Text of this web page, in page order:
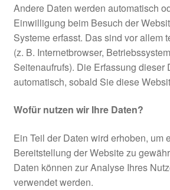
Andere Daten werden automatisch
Einwilligung beim Besuch der
Systeme erfasst. Das sind vor allem
(z. B. Internetbrowser,
Seitenaufrufs). Die Erfassung dieser
automatisch, sobald Sie diese
Wofür nutzen wir Ihre Daten?
Ein Teil der Daten wird erhoben, um
Bereitstellung der Website zu
Daten können zur Analyse Ihres
verwendet werden.